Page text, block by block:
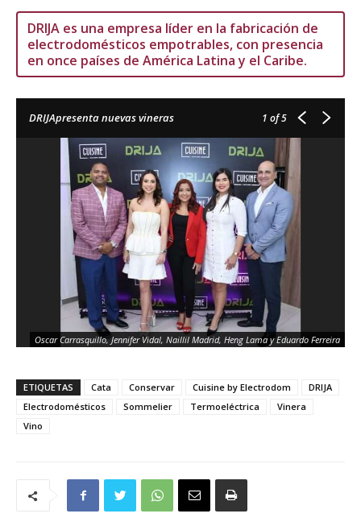
DRIJA es una empresa líder en la fabricación de
electrodomésticos empotrables, con presencia
en once países de América Latina y el Caribe.
DRIJApresenta nuevas vineras 1 of 5
Oscar Carrasquillo, Jennifer Vidal, Naillil Madrid, Heng Lama y Eduardo Ferreira
ETIQUETAS Cata Conservar Cuisine by Electrodom
DRIJA
Electrodomésticos
Sommelier Termoeléctrica
Vinera
Vino